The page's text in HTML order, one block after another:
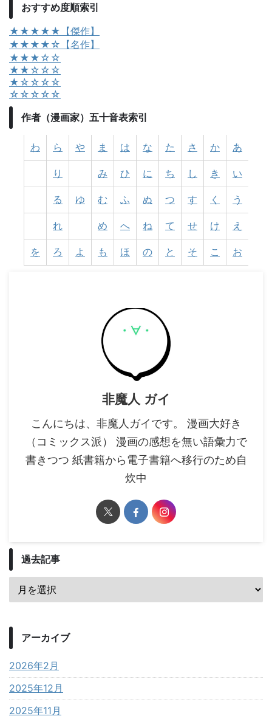
おすすめ度順索引
★★★★★【傑作】
★★★★☆【名作】
★★★☆☆
★★☆☆☆
★☆☆☆☆
☆☆☆☆☆
作者（漫画家）五十音表索引
わ ら や ま は な た さ か あ
り み ひ に ち し き い
る ゆ む ふ ぬ つ す く う
れ め へ ね て せ け え
を ろ よ も ほ の と そ こ お
非魔人 ガイ
こんにちは、非魔人ガイです。 漫画大好き
（コミックス派） 漫画の感想を無い語彙力で
書きつつ 紙書籍から電子書籍へ移行のため自
炊中
過去記事
アーカイブ
2026年2月
2025年12月
2025年11月